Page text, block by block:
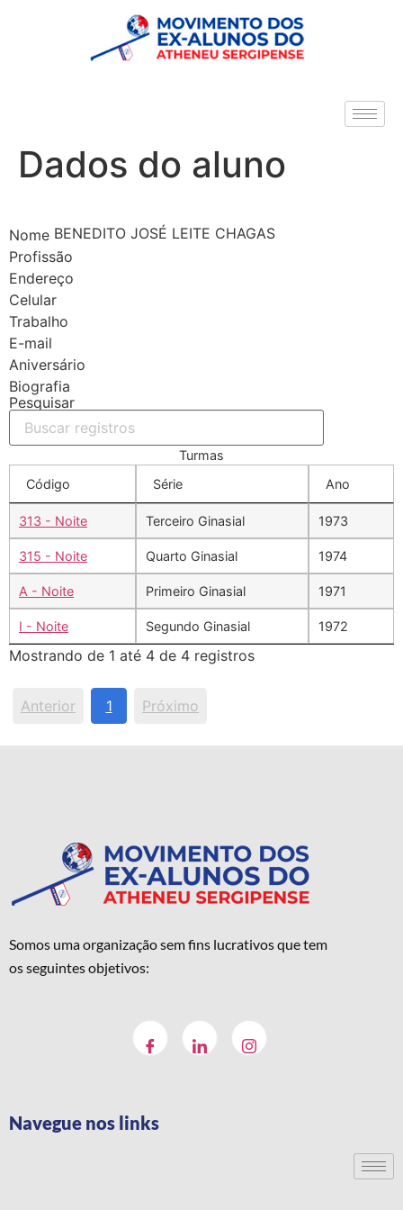
Dados do aluno
Nome BENEDITO JOSÉ LEITE CHAGAS
Profissão
Endereço
Celular
Trabalho
E-mail
Aniversário
Biografia
Pesquisar
Turmas
Código
Série Ano
313 - Noite Terceiro Ginasial 1973
315 - Noite Quarto Ginasial 1974
A - Noite Primeiro Ginasial 1971
I - Noite Segundo Ginasial 1972
Mostrando de 1 até 4 de 4 registros
Anterior 1 Próximo
Somos uma organização sem fins lucrativos que tem
os seguintes objetivos:
Navegue nos links